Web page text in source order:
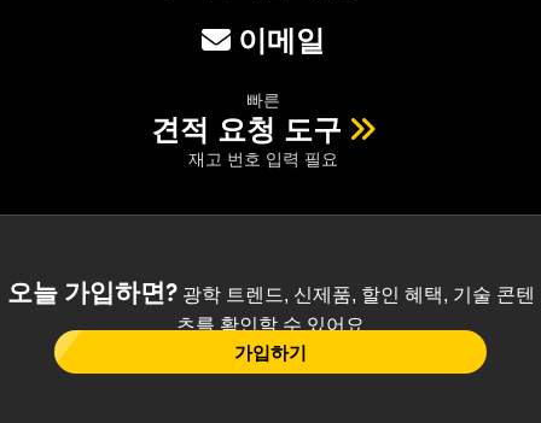
이메일
빠른
견적 요청 도구
재고 번호 입력 필요
오늘 가입하면?광학 트렌드, 신제품, 할인 혜택, 기술 콘텐
츠를 확인할 수 있어요
가입하기